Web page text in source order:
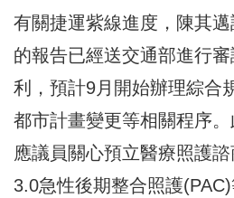
有關捷運紫線進度，陳其
的報告已經送交通部進行
利，預計9月開始辦理綜合
都市計畫變更等相關程序
應議員關心預立醫療照護
3.0急性後期整合照護